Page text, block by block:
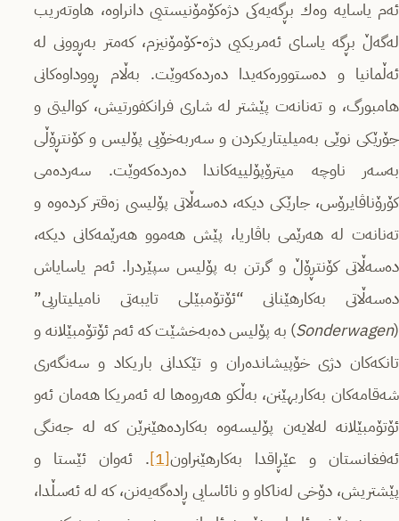
ئەم یاسایە وەك بڕگەیەكی دژەكۆمۆنیستیی دانراوە، هاوتەریب
لەگەڵ بڕگە یاسای ئەمریكیی دژە-كۆمۆنیزم، كەمتر بەڕوونی لە
ئەڵمانیا و دەستوورەكەیدا دەردەكەوێت. بەڵام ڕووداوەكانی
هامبورگ، و تەنانەت پێشتر لە شاری فرانكفورتیش، كوالیتی و
جۆرێكی نوێی بەمیلیتاریكردن و سەربەخۆیی پۆلیس و كۆنتڕۆڵی
بەسەر ناوچە میترۆپۆلییەكاندا دەردەكەوێت. سەردەمی
كۆرۆناڤایرۆس، جارێكی دیكە، دەسەڵاتی پۆلیسی زەقتر كردەوە و
تەنانەت لە هەرێمی باڤاریا، پێش هەموو هەرێمەكانی دیكە،
دەسەڵاتی كۆنتڕۆڵ و گرتن بە پۆلیس سپێردرا. ئەم یاسایاش
دەسەڵاتی بەكارهێنانی “ئۆتۆمبێلی تایبەتی نامیلیتاریی”
(
Sonderwagen) بە پۆلیس دەبەخشێت كە ئەم ئۆتۆمبێلانە و
تانكەكان دژی خۆپیشاندەران و تێكدانی باریكاد و سەنگەری
شەقامەكان بەكاربهێنن، بەڵكو هەروەها لە ئەمریكا هەمان ئەو
ئۆتۆمبێلانە لەلایەن پۆلیسەوە بەكاردەهێنرێن كە لە جەنگی
ئەفغانستان و عێڕاقدا بەكارهێنراون[1]
. ئەوان ئێستا و
پێشتریش، دۆخی لەناكاو و نائاسایی ڕادەگەیەنن، كە لە ئەسڵدا،